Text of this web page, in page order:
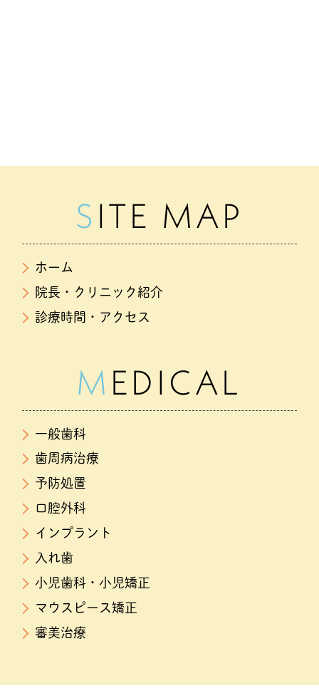
SITE MAP
ホーム
院長・クリニック紹介
診療時間・アクセス
MEDICAL
一般歯科
歯周病治療
予防処置
口腔外科
インプラント
入れ歯
小児歯科・小児矯正
マウスピース矯正
審美治療